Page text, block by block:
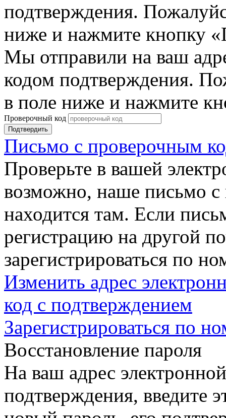
подтверждения.
ниже и нажмите кнопку
Мы отправили на ваш
кодом подтверждения.
в поле ниже и нажмите
Проверочный код
Подтвердить
Письмо с проверочным
Проверьте в вашей
возможно, наше письмо с
находится там. Если
регистрацию на другой
зарегистрироваться по
Изменить адрес
код с подтверждением
Зарегистрироваться по
Восстановление пароля
На ваш адрес
подтверждения, введите